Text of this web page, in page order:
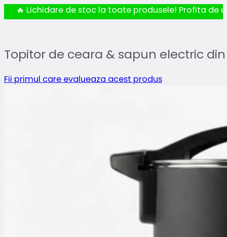
🔥 Lichidare de stoc la toate produsele! Profita de
Topitor de ceara & sapun electric din
Fii primul care evalueaza acest produs